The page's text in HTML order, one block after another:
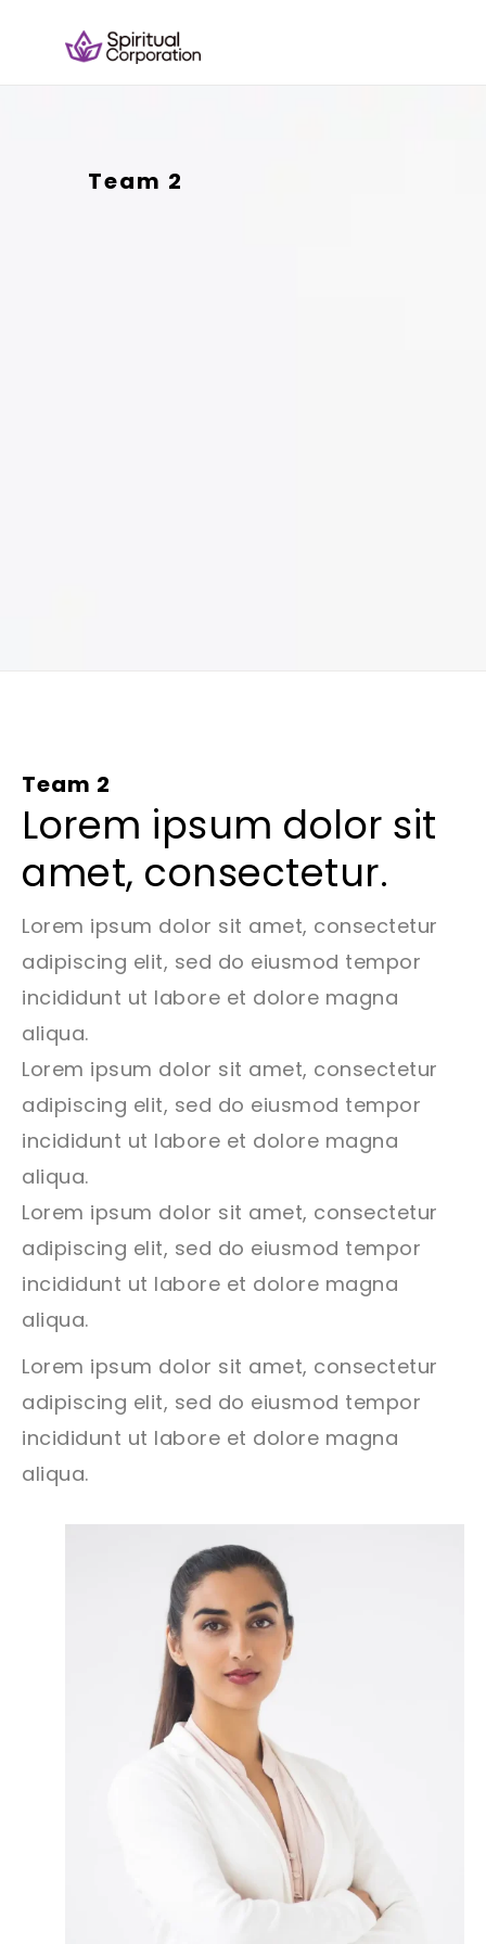
Team 2
Team 2
Lorem ipsum dolor sit
amet, consectetur.
Lorem ipsum dolor sit amet, consectetur
adipiscing elit, sed do eiusmod tempor
incididunt ut labore et dolore magna
aliqua.
Lorem ipsum dolor sit amet, consectetur
adipiscing elit, sed do eiusmod tempor
incididunt ut labore et dolore magna
aliqua.
Lorem ipsum dolor sit amet, consectetur
adipiscing elit, sed do eiusmod tempor
incididunt ut labore et dolore magna
aliqua.
Lorem ipsum dolor sit amet, consectetur
adipiscing elit, sed do eiusmod tempor
incididunt ut labore et dolore magna
aliqua.